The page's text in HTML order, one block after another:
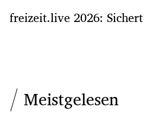
freizeit.live 2026:
Meistgelesen